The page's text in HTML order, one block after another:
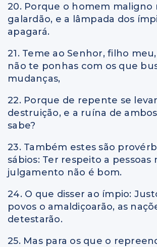
20. Porque o homem maligno
galardão, e a lâmpada dos
apagará.
21. Teme ao Senhor, filho
não te ponhas com os que
mudanças,
22. Porque de repente se
destruição, e a ruína de
sabe?
23. Também estes são
sábios: Ter respeito a pessoas
julgamento não é bom.
24. O que disser ao ímpio:
povos o amaldiçoarão, as
detestarão.
25. Mas para os que o